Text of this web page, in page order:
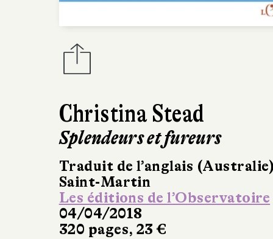
Christina Stead
Splendeurs et fureurs
Traduit de l’anglais
Saint-Martin
Les éditions de l’Observatoire
04/04/2018
320 pages, 23 €